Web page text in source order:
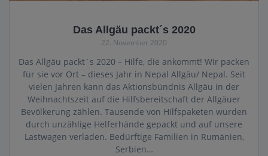
Das Allgäu packt´s 2020
22. November 2020
Das Allgäu packt´s 2020 – Hilfe, die ankommt! Wir packen
für sie vor Ort – dieses Jahr in Nepal Allgäu/ Nepal. Seit
vielen Jahren kann das Aktionsbündnis Allgäu in der
Weihnachtszeit auf die Hilfsbereitschaft der Allgäuer
Bevölkerung zählen. Tausende von Hilfspaketen wurden
durch unzählige Helferhände gepackt und auf unsere
Lastwagen verladen. Bedürftige Familien in Rumänien,
Serbien…